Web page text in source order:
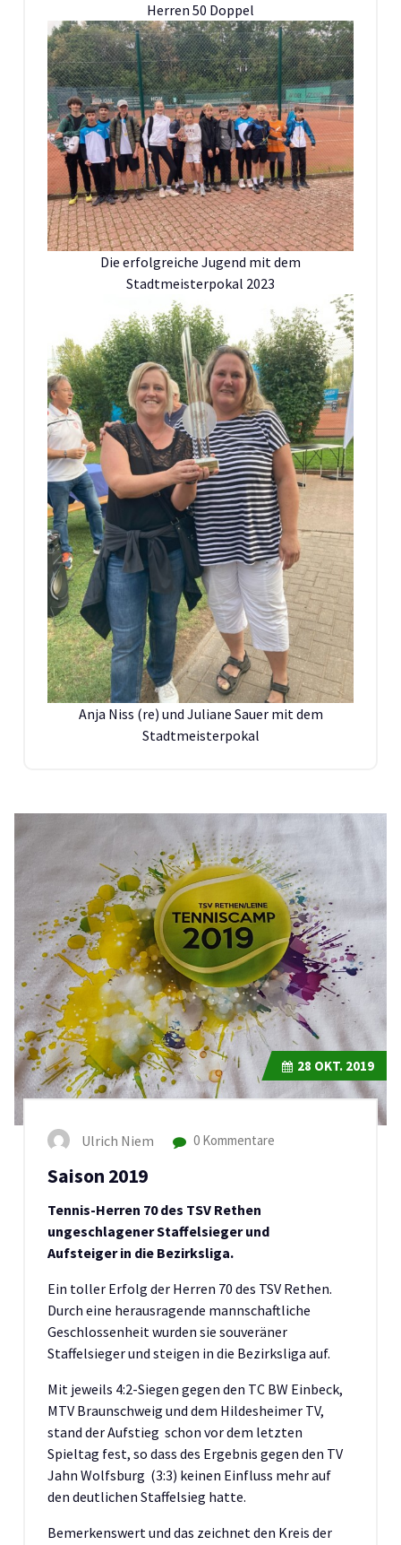
Herren 50 Doppel
Die erfolgreiche Jugend mit dem
Stadtmeisterpokal 2023
Anja Niss (re) und Juliane Sauer mit dem
Stadtmeisterpokal
28 OKT. 2019
Ulrich Niem 0 Kommentare
Saison 2019
Tennis-Herren 70 des TSV Rethen
ungeschlagener Staffelsieger und
Aufsteiger in die Bezirksliga.
Ein toller Erfolg der Herren 70 des TSV Rethen.
Durch eine herausragende mannschaftliche
Geschlossenheit wurden sie souveräner
Staffelsieger und steigen in die Bezirksliga auf.
Mit jeweils 4:2-Siegen gegen den TC BW Einbeck,
MTV Braunschweig und dem Hildesheimer TV,
stand der Aufstieg schon vor dem letzten
Spieltag fest, so dass des Ergebnis gegen den TV
Jahn Wolfsburg (3:3) keinen Einfluss mehr auf
den deutlichen Staffelsieg hatte.
Bemerkenswert und das zeichnet den Kreis der